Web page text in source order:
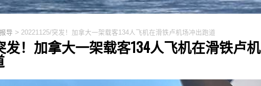
导 > 20221125/突发！加拿大一架载客134人飞机在滑铁卢机场冲出跑道
发！加拿大一架载客134人飞机在滑铁卢机